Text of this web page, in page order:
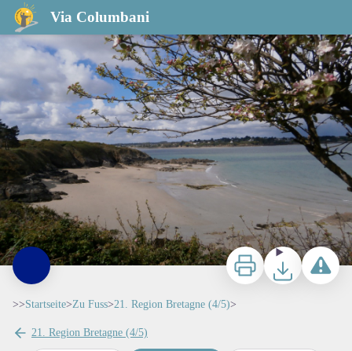
Via ColumbaniAmis saint Colomban
Zu druckenHerunterladen
Ein
>>Startseite>Zu Fuss>21. Region Bretagne (4/5)>
21. Region Bretagne (4/5)